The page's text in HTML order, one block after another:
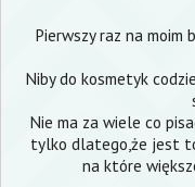
Pierwszy raz na moim
Niby do kosmetyk
Nie ma za wiele co
tylko dlatego,że jest
na które